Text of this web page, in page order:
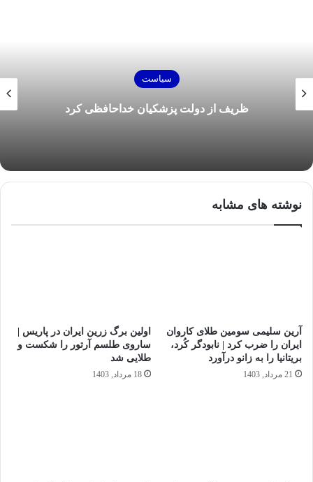
اسامی وزرای پیشنهادی پزشکیان به مجلس
نوشته های مشابه
آرین سلیمی سومین طلای کاروان
ایران را ضرب کرد | نابودگر کُرد،
بریتانیا را به زانو درآورد
21 مرداد, 1403
اولین برگ زرین ایران در پاریس |
ساروی طلسم آرتور را شکست و
طلایی شد
18 مرداد, 1403